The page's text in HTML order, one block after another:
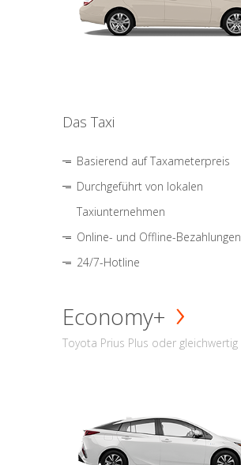
Das Taxi
Basierend auf Taxameterpreis
Durchgeführt von lokalen
Taxiunternehmen
Online- und Offline-Bezahlungen
24/7-Hotline
Economy+
Toyota Prius Plus oder gleichwertig